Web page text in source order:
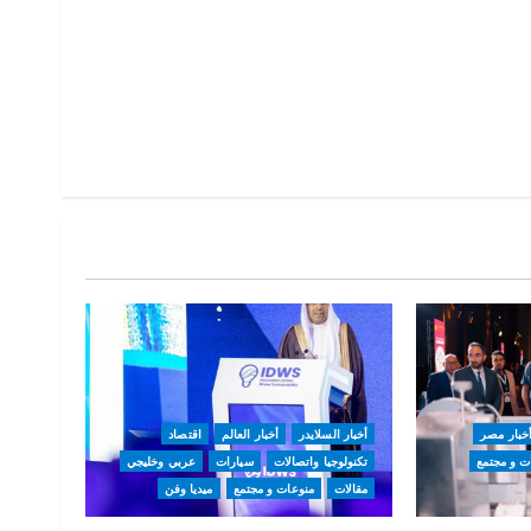
مصر
و مجتمع
أخبار السلايدر أخبار العالم
اقتصاد
تكنولوجيا واتصالات
سيارات
عربي وخليجي
مقالات
منوعات و مجتمع ميديا وفن